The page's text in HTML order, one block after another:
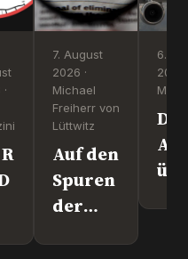
7. August
2026 ·
Michael
Freiherr von
Lüttwitz
Auf den
Spuren
der
6.
2026